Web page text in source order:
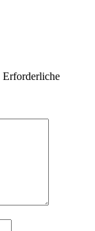
Erforderliche